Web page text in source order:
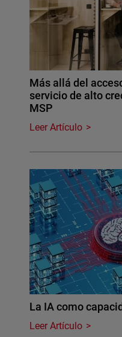
Más allá del
servicio de alto
MSP
Leer Artículo
La IA como
Leer Artículo